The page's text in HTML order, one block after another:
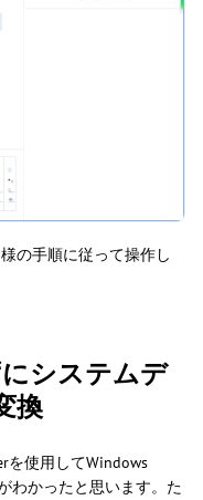
の手順に従って操作し
システムデ
換
を使用してWindows
わかったと思います。た